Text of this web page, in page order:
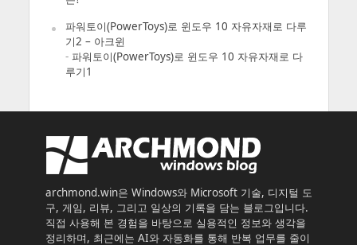
파워토이(PowerToys)로 윈도우 10 자유자재로 다루
기2 – 아크윈
- 파워토이(PowerToys)로 윈도우 10 자유자재로 다
루기1
archmond.win은 Windows와 Microsoft 기술, 디지털 도
구, 게임, 리뷰, 그리고 일상의 기록을 담는 블로그입니다.
직접 사용해 본 경험을 바탕으로 실용적인 정보와 생각을
정리하며, 최근에는 AI와 자동화를 통해 반복 업무를 줄이